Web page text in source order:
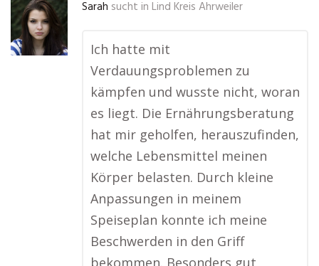
Sarah sucht in Lind Kreis Ahrweiler
Ich hatte mit
Verdauungsproblemen zu
kämpfen und wusste nicht, woran
es liegt. Die Ernährungsberatung
hat mir geholfen, herauszufinden,
welche Lebensmittel meinen
Körper belasten. Durch kleine
Anpassungen in meinem
Speiseplan konnte ich meine
Beschwerden in den Griff
bekommen. Besonders gut